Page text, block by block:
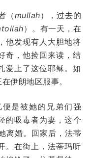
（mullah），过去的
）。有一天，在
他发现有人大胆地将
奇，他捡回来读，结
爱上了这位耶稣。如
伊朗地区服事。
是被她的兄弟们强
的吸毒者为妻，这个
离婚。回家后，法蒂
。在街上，法蒂玛听